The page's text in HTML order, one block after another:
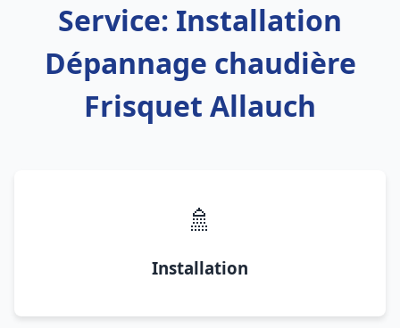
Service: Installation
Dépannage chaudière
Frisquet Allauch
🚿
Installation